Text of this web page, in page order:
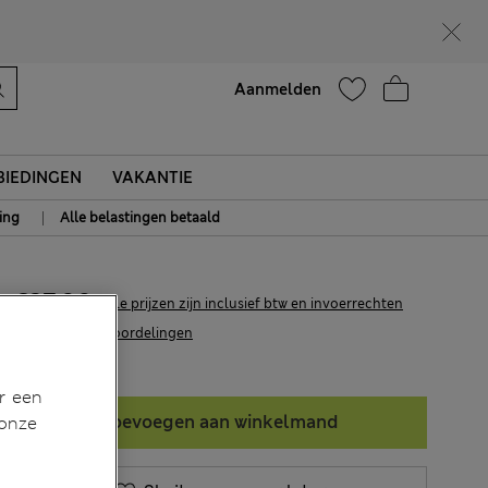
Aanmelden
VAKANTIE
| Alle belastingen betaald
2 Beoordelingen
€27,00 Alle prijzen zijn inclusief btw en invoerrechten
Toevoegen aan winkelmand
een